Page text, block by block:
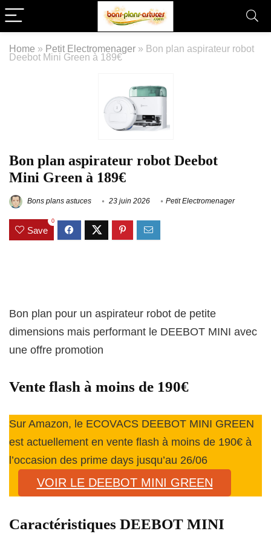
Home » Petit Electromenager » Bon plan aspirateur robot
Deebot Mini Green à 189€
Bon plan aspirateur robot Deebot
Mini Green à 189€
Bons plans astuces 23 juin 2026 Petit Electromenager
Save
0
Bon plan pour un aspirateur robot de petite
dimensions mais performant le DEEBOT MINI avec
une offre promotion
Vente flash à moins de 190€
Sur Amazon, le ECOVACS DEEBOT MINI GREEN
est actuellement en vente flash à moins de 190€ à
l’occasion des prime days jusqu’au 26/06
VOIR LE DEEBOT MINI GREEN
Caractéristiques DEEBOT MINI